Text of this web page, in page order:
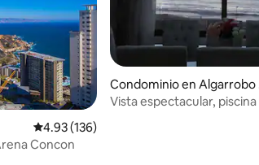
Calificación promedio: 4.93 de 5; 136
4.93 (136)
Concon
Condominio en Algarrobo
orte
Vista espectacular,